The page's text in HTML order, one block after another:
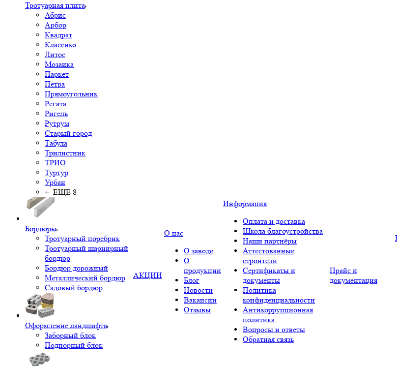
Тротуарная плита
Абрис
Арбор
Квадрат
Классико
Литос
Мозаика
Паркет
Петра
Прямоугольник
Регата
Ригель
Рутрум
Старый город
Табула
Трилистник
ТРИО
Туртур
Урбан
+ ЕЩЕ 8
Бордюры
Тротуарный поребрик
Тротуарный шарнирный
бордюр
Бордюр дорожный
Металлический бордюр
Садовый бордюр
Оформление ландшафта
Заборный блок
Подпорный блок
АКЦИИ
О нас
О заводе
О
продукции
Блог
Новости
Вакансии
Отзывы
Информация
Оплата и доставка
Школа благоустройства
Наши партнёры
Аттестованные
строители
Сертификаты и
документы
Политика
конфиденциальности
Антикоррупционная
политика
Вопросы и ответы
Обратная связь
Прайс и
документация